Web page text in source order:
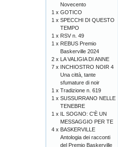
Novecento
1 x GOTICO
1 x SPECCHI DI QUESTO
TEMPO
1 x RSV n. 49
1 x REBUS Premio
Baskerville 2024
2 x LA VALIGIA DI ANNE
7 x INCHIOSTRO NOIR 4
Una città, tante
sfumature di noir
1 x Tradizione n. 619
1 x SUSSURRANO NELLE
TENEBRE
1 x IL SOGNO: C'È UN
MESSAGGIO PER TE
4 x BASKERVILLE
Antologia dei racconti
del Premio Baskerville